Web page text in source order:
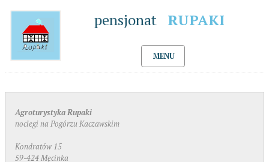
pensjonat RUPAKI
MENU
Agroturystyka Rupaki
noclegi na Pogórzu Kaczawskim
Kondratów 15
59-424 Męcinka